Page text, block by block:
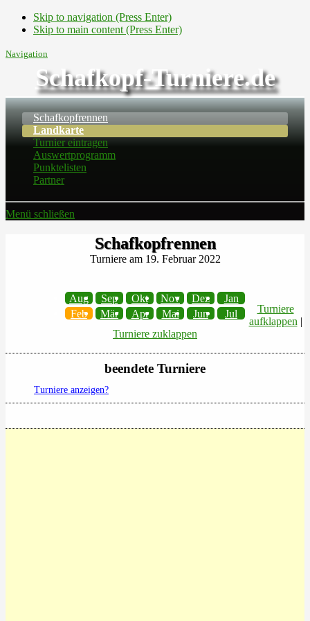
Skip to navigation (Press Enter)
Skip to main content (Press Enter)
Navigation
Schafkopf-Turniere.de
Schafkopfrennen
Landkarte
Turnier eintragen
Auswertprogramm
Punktelisten
Partner
Menü schließen
Schafkopfrennen
Turniere am 19. Februar 2022
Aug Sep Okt Nov Dez
Jan
Feb
Mär Apr Mai Jun Jul
Turniere
aufklappen |
Turniere zuklappen
beendete Turniere
Turniere anzeigen?